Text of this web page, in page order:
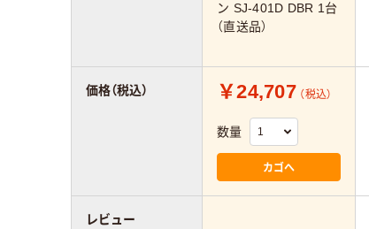
ン SJ-401D DBR 1台
（直送品）
￥24,707 （税込）
数量
カゴへ
価格（税込）
レビュー